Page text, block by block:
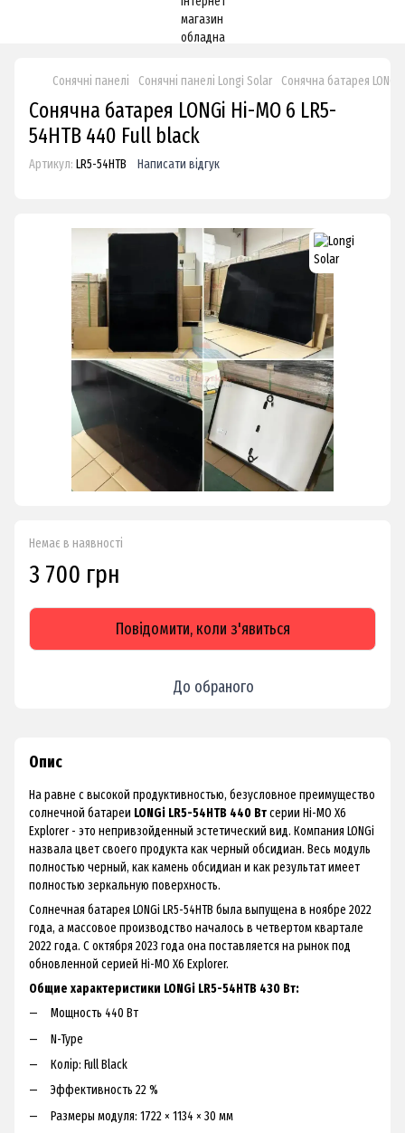
Сонячні панелі Сонячні панелі Longi Solar Сонячна батарея LONGi
Сонячна батарея LONGi Hi-MO 6 LR5-
54HTB 440 Full black
Артикул: LR5-54HTB Написати відгук
Немає в наявності
3 700 грн
Повідомити, коли з'явиться
До обраного
Опис
На равне с высокой продуктивностью, безусловное преимущество
солнечной батареи LONGi LR5-54HTB 440 Втсерии Hi-MO X6
Explorer - это непривзойденный эстетический вид. Компания LONGi
назвала цвет своего продукта как черный обсидиан. Весь модуль
полностью черный, как камень обсидиан и как результат имеет
полностью зеркальную поверхность.
Солнечная батарея LONGi LR5-54HTB была выпущена в ноябре 2022
года, а массовое производство началось в четвертом квартале
2022 года. С октября 2023 года она поставляется на рынок под
обновленной серией Hi-MO X6 Explorer.
Общие характеристики LONGi LR5-54HTB 430 Вт:
Мощность 440 Вт
N-Type
Колір: Full Black
Эффективность 22 %
Размеры модуля: 1722 × 1134 × 30 мм